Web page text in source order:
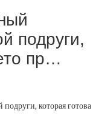
подруги,
пр…
которая готова